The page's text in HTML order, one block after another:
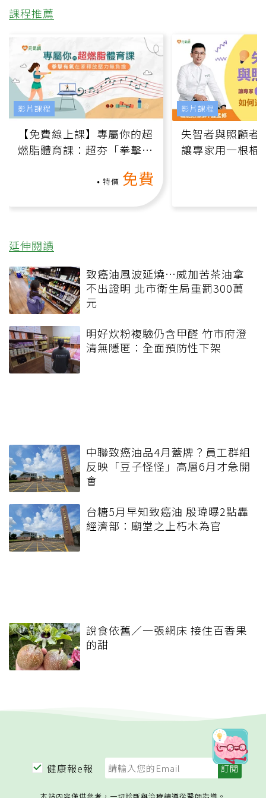
課程推薦
【免費線上課】專屬你的超
燃脂體育課：超夯「拳擊有
特價 免費
影片課程
失智者與照顧者
讓專家用一根棍
影片課程
延伸閱讀
致癌油風波延燒…威加苦茶油拿
不出證明 北市衛生局重罰300萬
元
明好炊粉複驗仍含甲醛 竹市府澄
清無隱匿：全面預防性下架
中聯致癌油品4月蓋牌？員工群組
反映「豆子怪怪」高層6月才急開
會
台糖5月早知致癌油 殷瑋曝2點轟
經濟部：廟堂之上朽木為官
說食依舊／一張網床 接住百香果
的甜
健康報e報
本站內容僅供參考，一切診斷與治療請遵從醫師指導。